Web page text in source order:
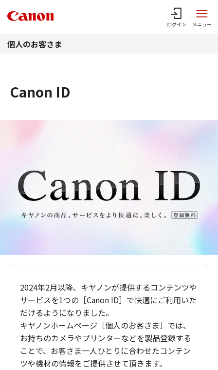
ログイン メニュー
個人のお客さま
Canon ID
2024年2月以降、キヤノンが提供するコンテンツや
サービスを1つの［Canon ID］で快適にご利用いた
だけるようになりました。
キヤノンホームページ［個人のお客さま］では、
お持ちのカメラやプリンターなどを製品登録する
ことで、お客さま一人ひとりに合わせたコンテン
ツや機材の情報をご提供させて頂きます。